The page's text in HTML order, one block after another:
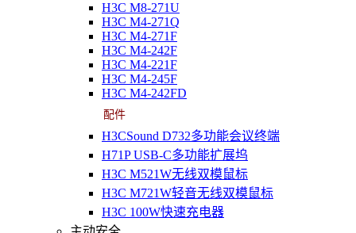
H3C M8-271U
H3C M4-271Q
H3C M4-271F
H3C M4-242F
H3C M4-221F
H3C M4-245F
H3C M4-242FD
配件
H3CSound D732多功能会议终端
H71P USB-C多功能扩展坞
H3C M521W无线双模鼠标
H3C M721W轻音无线双模鼠标
H3C 100W快速充电器